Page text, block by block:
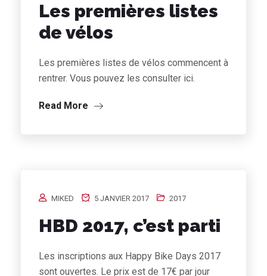
Les premières listes
de vélos
Les premières listes de vélos commencent à
rentrer. Vous pouvez les consulter ici.
Read More
MIKED 5 JANVIER 2017 2017
HBD 2017, c’est parti
Les inscriptions aux Happy Bike Days 2017
sont ouvertes. Le prix est de 17€ par jour